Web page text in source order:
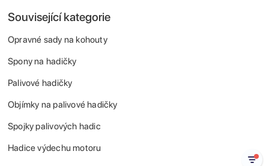
Související kategorie
Opravné sady na kohouty
Spony na hadičky
Palivové hadičky
Objímky na palivové hadičky
Spojky palivových hadic
Hadice výdechu motoru